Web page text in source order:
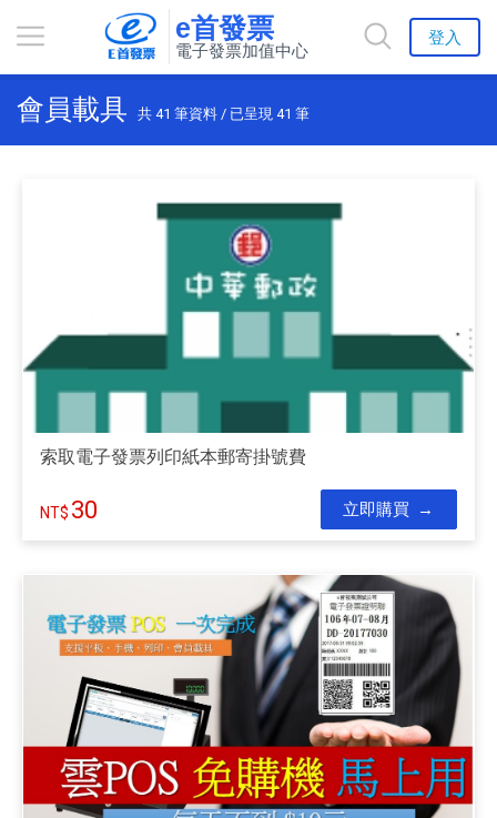
e首發票
電子發票加值中心
登入
會員載具 共 41 筆資料 / 已呈現 41 筆
索取電子發票列印紙本郵寄掛號費
30 立即購買